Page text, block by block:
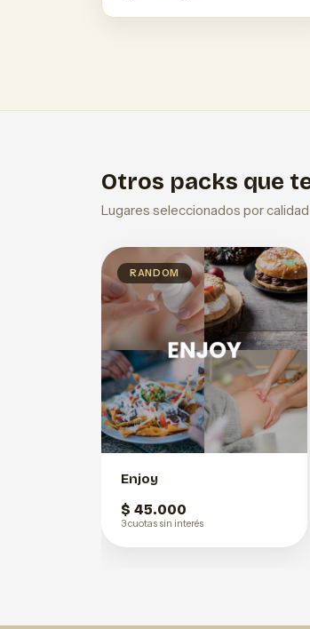
Otros packs que
Lugares seleccionados por
RANDOM
Enjoy
$ 45.000
3 cuotas sin interés